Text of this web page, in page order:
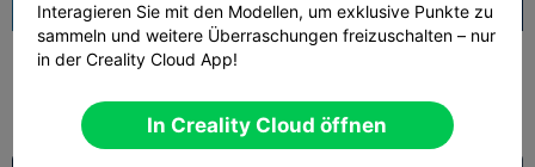
Interagieren Sie mit den Modellen, um exklusive Punkte zu
sammeln und weitere Überraschungen freizuschalten – nur
in der Creality Cloud App!
In Creality Cloud öffnen